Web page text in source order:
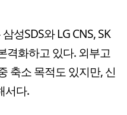
성SDS와 LG CNS, SK
격화하고 있다. 외부고
축소 목적도 있지만, 신
서다.